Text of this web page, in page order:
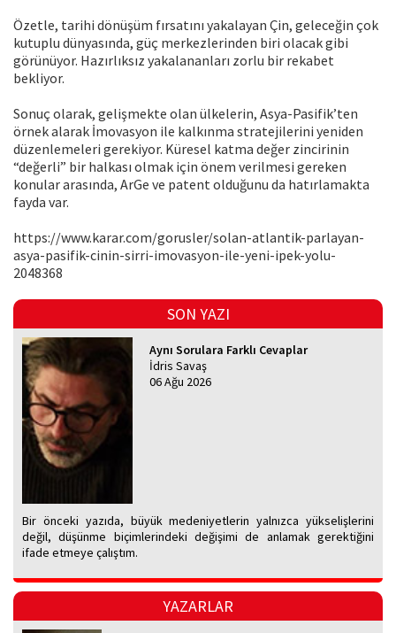
Özetle, tarihi dönüşüm fırsatını yakalayan Çin, geleceğin çok
kutuplu dünyasında, güç merkezlerinden biri olacak gibi
görünüyor. Hazırlıksız yakalananları zorlu bir rekabet
bekliyor.
Sonuç olarak, gelişmekte olan ülkelerin, Asya-Pasifik’ten
örnek alarak İmovasyon ile kalkınma stratejilerini yeniden
düzenlemeleri gerekiyor. Küresel katma değer zincirinin
“değerli” bir halkası olmak için önem verilmesi gereken
konular arasında, ArGe ve patent olduğunu da hatırlamakta
fayda var.
https://www.karar.com/gorusler/solan-atlantik-parlayan-
asya-pasifik-cinin-sirri-imovasyon-ile-yeni-ipek-yolu-
2048368
SON YAZI
Aynı Sorulara Farklı Cevaplar
İdris Savaş
06 Ağu 2026
Bir önceki yazıda, büyük medeniyetlerin yalnızca yükselişlerini
değil, düşünme biçimlerindeki değişimi de anlamak gerektiğini
ifade etmeye çalıştım.
YAZARLAR